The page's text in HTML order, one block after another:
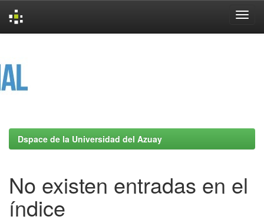
Dspace de la Universidad del Azuay
No existen entradas en el
índice